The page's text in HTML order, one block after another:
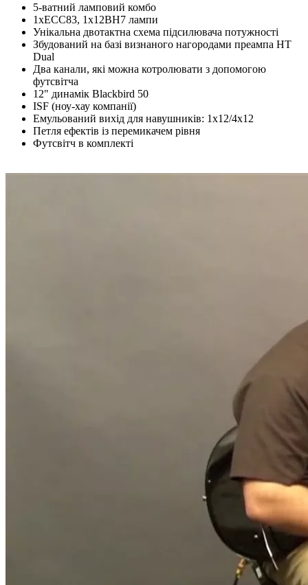
5-ватний ламповий комбо
1xECC83, 1x12BH7 лампи
Унікальна двотактна схема підсилювача потужності
Збудований на базі визнаного нагородами преампа HT
Dual
Два канали, які можна котролювати з допомогою
футсвітча
12" динамік Blackbird 50
ISF (ноу-хау компанії)
Емульований вихід для навушників: 1x12/4x12
Петля ефектів із перемикачем рівня
Футсвітч в комплекті